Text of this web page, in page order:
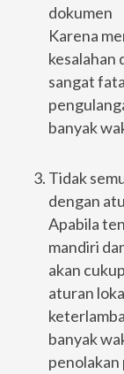
dokumen
Karena
kesalahan
sangat
banyak
Tidak
dengan
Apabila
mandiri
akan
aturan
banyak
penolakan